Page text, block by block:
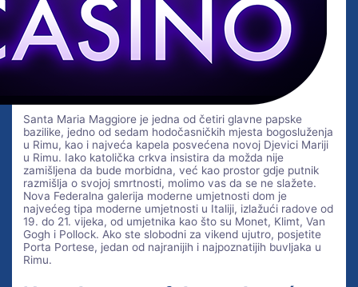
Santa Maria Maggiore je jedna od četiri glavne papske
bazilike, jedno od sedam hodočasničkih mjesta bogosluženja
u Rimu, kao i najveća kapela posvećena novoj Djevici Mariji
u Rimu. Iako katolička crkva insistira da možda nije
zamišljena da bude morbidna, već kao prostor gdje putnik
razmišlja o svojoj smrtnosti, molimo vas da se ne slažete.
Nova Federalna galerija moderne umjetnosti dom je
najvećeg tipa moderne umjetnosti u Italiji, izlažući radove od
19. do 21. vijeka, od umjetnika kao što su Monet, Klimt, Van
Gogh i Pollock. Ako ste slobodni za vikend ujutro, posjetite
Porta Portese, jedan od najranijih i najpoznatijih buvljaka u
Rimu.